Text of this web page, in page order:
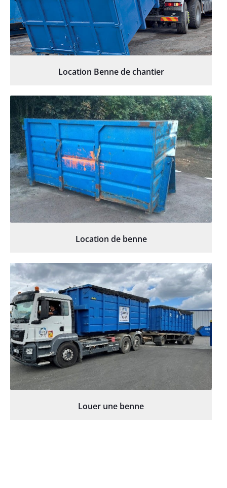
Location Benne de chantier
Location de benne
Louer une benne